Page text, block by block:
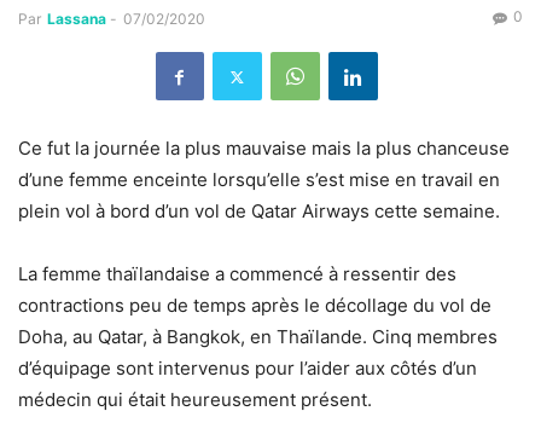
Par Lassana - 07/02/2020 0
Ce fut la journée la plus mauvaise mais la plus chanceuse
d’une femme enceinte lorsqu’elle s’est mise en travail en
plein vol à bord d’un vol de Qatar Airways cette semaine.
La femme thaïlandaise a commencé à ressentir des
contractions peu de temps après le décollage du vol de
Doha, au Qatar, à Bangkok, en Thaïlande. Cinq membres
d’équipage sont intervenus pour l’aider aux côtés d’un
médecin qui était heureusement présent.